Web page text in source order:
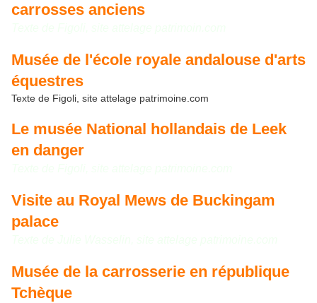
carrosses anciens
Musée de l'école royale andalouse d'arts
équestres
Texte de Figoli, site attelage patrimoine.com
Le musée National hollandais de Leek
en danger
Visite au Royal Mews de Buckingam
palace
Musée de la carrosserie en république
Tchèque